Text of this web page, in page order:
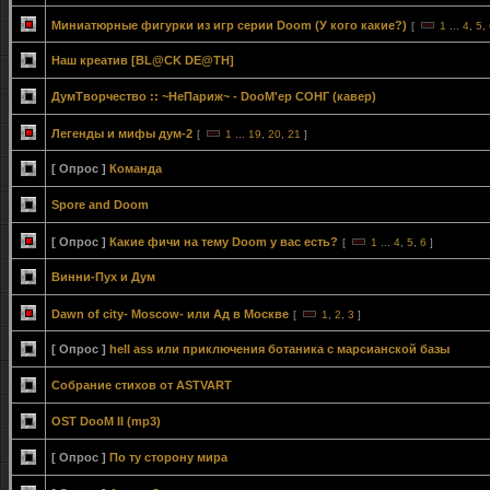
Миниатюрные фигурки из игр серии Doom (У кого какие?) [ 1 4 5
Наш креатив [BL@CK DE@TH]
ДумТворчество :: ~НеПариж~ - DooM'ер СОНГ (кавер)
Легенды и мифы дум-2 [ 1 19 20 21 ]
[ Опрос ] Команда
Spore and Doom
[ Опрос ] Какие фичи на тему Doom у вас есть? [ 1 4 5 6 ]
Винни-Пух и Дум
Dawn of city- Moscow- или Ад в Москве [ 1 2 3 ]
[ Опрос ] hell ass или приключения ботаника с марсианской базы
Собрание стихов от ASTVART
OST DooM II (mp3)
[ Опрос ] По ту сторону мира